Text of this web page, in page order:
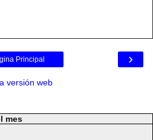
›
Principal
versión web
mes